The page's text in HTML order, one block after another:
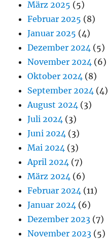
März 2025 (5)
Februar 2025 (8)
Januar 2025 (4)
Dezember 2024 (5)
November 2024 (6)
Oktober 2024 (8)
September 2024 (4)
August 2024 (3)
Juli 2024 (3)
Juni 2024 (3)
Mai 2024 (3)
April 2024 (7)
März 2024 (6)
Februar 2024 (11)
Januar 2024 (6)
Dezember 2023 (7)
November 2023 (5)